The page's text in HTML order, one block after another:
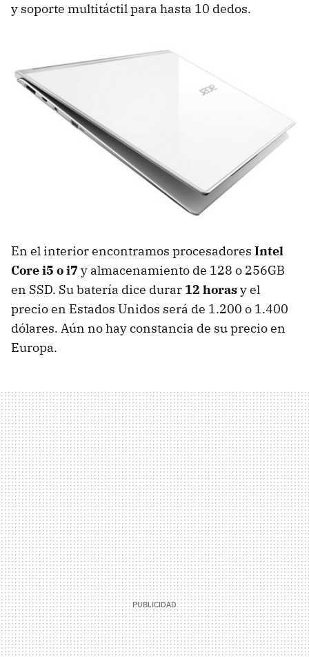
y soporte multitáctil para hasta 10 dedos.
En el interior encontramos procesadores Intel
Core i5 o i7 y almacenamiento de 128 o 256GB
en SSD. Su batería dice durar 12 horasy el
precio en Estados Unidos será de 1.200 o 1.400
dólares. Aún no hay constancia de su precio en
Europa.